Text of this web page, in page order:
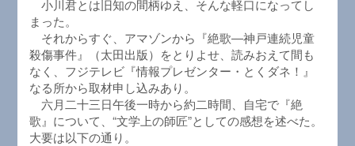
小川君とは旧知の間柄ゆえ、そんな軽口になってし
まった。
それからすぐ、アマゾンから『絶歌―神戸連続児童
殺傷事件』（太田出版）をとりよせ、読みおえて間も
なく、フジテレビ『情報プレゼンター・とくダネ！』
なる所から取材申し込みあり。
六月二十三日午後一時から約二時間、自宅で『絶
歌』について、“文学上の師匠”としての感想を述べた。
大要は以下の通り。